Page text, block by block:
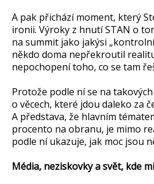
A pak přichází moment, který
ironii. Výroky z hnutí STAN o
na summit jako jakýsi
někdo doma nepřekroutil
nepochopení toho, co se tam
Protože podle ní se na
o věcech, které jdou daleko za
A představa, že hlavním
procento na obranu, je mimo
podle ní ukazuje, jak moc jsou
Média, neziskovky a svět, kde